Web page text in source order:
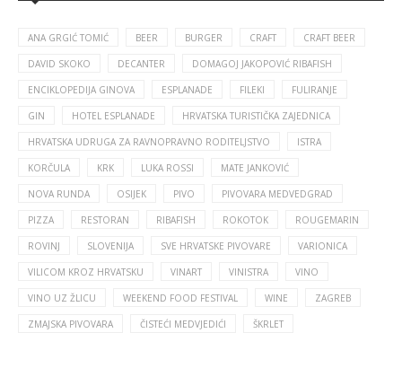
ANA GRGIĆ TOMIĆ BEER BURGER CRAFT CRAFT BEER
DAVID SKOKO DECANTER DOMAGOJ JAKOPOVIĆ RIBAFISH
ENCIKLOPEDIJA GINOVA ESPLANADE FILEKI FULIRANJE
GIN HOTEL ESPLANADE HRVATSKA TURISTIČKA ZAJEDNICA
HRVATSKA UDRUGA ZA RAVNOPRAVNO RODITELJSTVO ISTRA
KORČULA KRK LUKA ROSSI MATE JANKOVIĆ
NOVA RUNDA OSIJEK PIVO PIVOVARA MEDVEDGRAD
PIZZA RESTORAN RIBAFISH ROKOTOK ROUGEMARIN
ROVINJ SLOVENIJA SVE HRVATSKE PIVOVARE VARIONICA
VILICOM KROZ HRVATSKU VINART VINISTRA VINO
VINO UZ ŽLICU WEEKEND FOOD FESTIVAL WINE ZAGREB
ZMAJSKA PIVOVARA ČISTEĆI MEDVJEDIĆI ŠKRLET